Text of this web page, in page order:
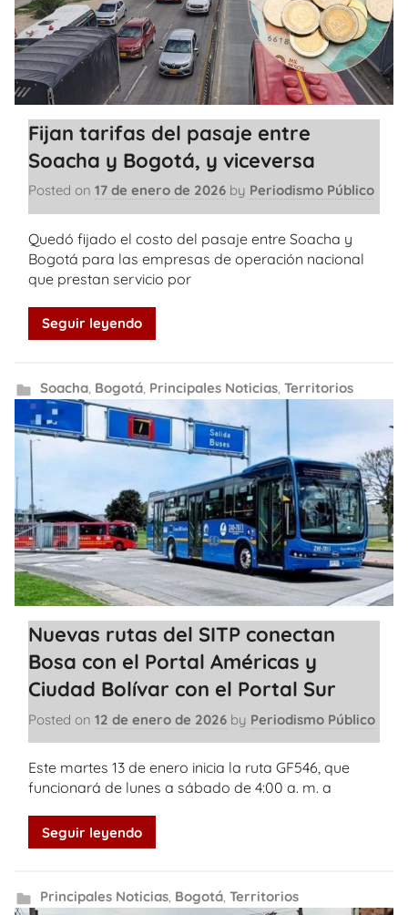
Fijan tarifas del pasaje entre
Soacha y Bogotá, y viceversa
Posted on 17 de enero de 2026 by Periodismo Público
Quedó fijado el costo del pasaje entre Soacha y
Bogotá para las empresas de operación nacional
que prestan servicio por
Seguir leyendo
Soacha, Bogotá, Principales Noticias, Territorios
Nuevas rutas del SITP conectan
Bosa con el Portal Américas y
Ciudad Bolívar con el Portal Sur
Posted on 12 de enero de 2026 by Periodismo Público
Este martes 13 de enero inicia la ruta GF546, que
funcionará de lunes a sábado de 4:00 a. m. a
Seguir leyendo
Principales Noticias, Bogotá, Territorios